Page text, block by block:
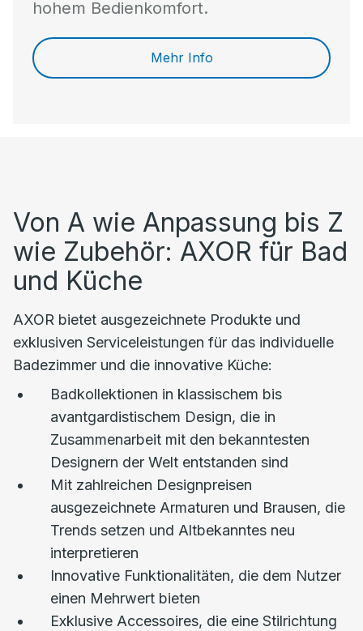
hohem Bedienkomfort.
Mehr Info
Von A wie Anpassung bis Z
wie Zubehör: AXOR für Bad
und Küche
AXOR bietet ausgezeichnete Produkte und
exklusiven Serviceleistungen für das individuelle
Badezimmer und die innovative Küche:
Badkollektionen in klassischem bis
avantgardistischem Design, die in
Zusammenarbeit mit den bekanntesten
Designern der Welt entstanden sind
Mit zahlreichen Designpreisen
ausgezeichnete Armaturen und Brausen, die
Trends setzen und Altbekanntes neu
interpretieren
Innovative Funktionalitäten, die dem Nutzer
einen Mehrwert bieten
Exklusive Accessoires, die eine Stilrichtung